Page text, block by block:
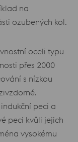
na
ozubených kol.
oceli typu
přes 2000
s nízkou
peci a
peci kvůli jejich
vysokému